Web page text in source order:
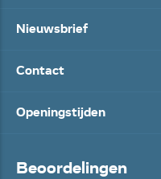
Nieuwsbrief
Contact
Openingstijden
Beoordelingen